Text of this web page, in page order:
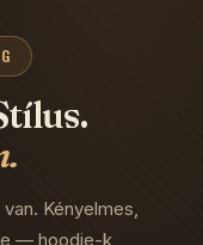
Kényelmes,
— hoodie-k,